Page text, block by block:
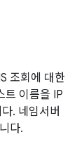
조회에 대한
트 이름을 IP
. 네임서버
다.